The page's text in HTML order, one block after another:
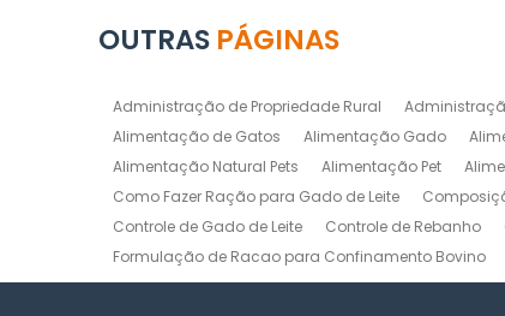
OUTRAS PÁGINAS
Administração de Propriedade Rural
Alimentação de Gatos
Alimentação Gado
Alimentação Natural Pets
Alimentação Pet
Como Fazer Ração para Gado de Leite
Controle de Gado de Leite
Controle de Rebanho
Formulação de Racao para Confinamento Bovino
Formulação de Ração de Postura para Galinhas